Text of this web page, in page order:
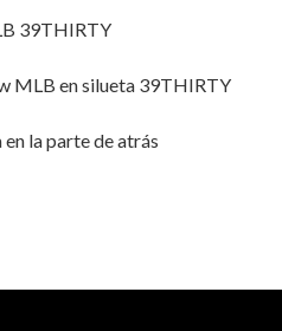
39THIRTY
MLB en silueta 39THIRTY
la parte de atrás